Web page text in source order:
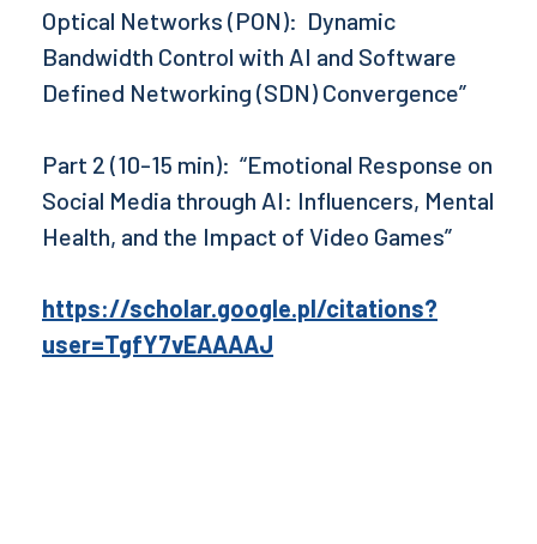
Optical Networks (PON): Dynamic
Bandwidth Control with AI and Software
Defined Networking (SDN) Convergence”
Part 2 (10-15 min): “Emotional Response on
Social Media through AI: Influencers, Mental
Health, and the Impact of Video Games”
https://scholar.google.pl/citations?
user=TgfY7vEAAAAJ